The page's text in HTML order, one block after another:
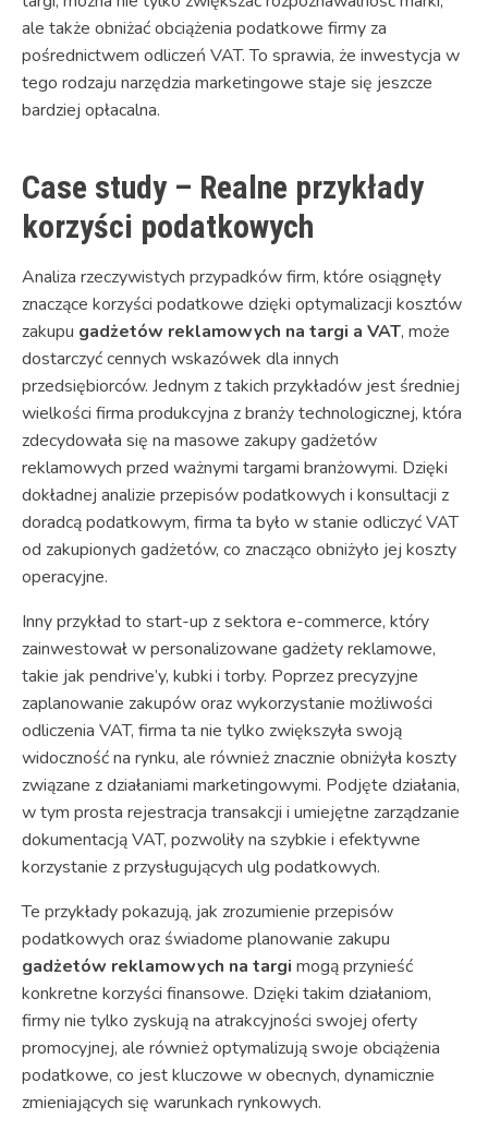
ale także obniżać obciążenia podatkowe firmy za
pośrednictwem odliczeń VAT. To sprawia, że inwestycja w
tego rodzaju narzędzia marketingowe staje się jeszcze
bardziej opłacalna.
Case study – Realne przykłady
korzyści podatkowych
Analiza rzeczywistych przypadków firm, które osiągnęły
znaczące korzyści podatkowe dzięki optymalizacji kosztów
zakupu gadżetów reklamowych na targi a VAT, może
dostarczyć cennych wskazówek dla innych
przedsiębiorców. Jednym z takich przykładów jest średniej
wielkości firma produkcyjna z branży technologicznej, która
zdecydowała się na masowe zakupy gadżetów
reklamowych przed ważnymi targami branżowymi. Dzięki
dokładnej analizie przepisów podatkowych i konsultacji z
doradcą podatkowym, firma ta było w stanie odliczyć VAT
od zakupionych gadżetów, co znacząco obniżyło jej koszty
operacyjne.
Inny przykład to start-up z sektora e-commerce, który
zainwestował w personalizowane gadżety reklamowe,
takie jak pendrive’y, kubki i torby. Poprzez precyzyjne
zaplanowanie zakupów oraz wykorzystanie możliwości
odliczenia VAT, firma ta nie tylko zwiększyła swoją
widoczność na rynku, ale również znacznie obniżyła koszty
związane z działaniami marketingowymi. Podjęte działania,
w tym prosta rejestracja transakcji i umiejętne zarządzanie
dokumentacją VAT, pozwoliły na szybkie i efektywne
korzystanie z przysługujących ulg podatkowych.
Te przykłady pokazują, jak zrozumienie przepisów
podatkowych oraz świadome planowanie zakupu
gadżetów reklamowych na targi mogą przynieść
konkretne korzyści finansowe. Dzięki takim działaniom,
firmy nie tylko zyskują na atrakcyjności swojej oferty
promocyjnej, ale również optymalizują swoje obciążenia
podatkowe, co jest kluczowe w obecnych, dynamicznie
zmieniających się warunkach rynkowych.